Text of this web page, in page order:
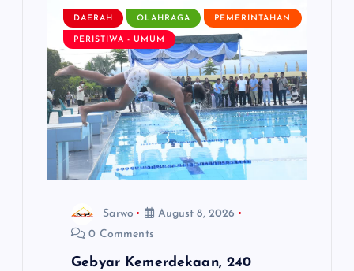
DAERAH OLAHRAGA PEMERINTAHAN
PERISTIWA - UMUM
Sarwo
August 8, 2026
0 Comments
Gebyar Kemerdekaan, 240